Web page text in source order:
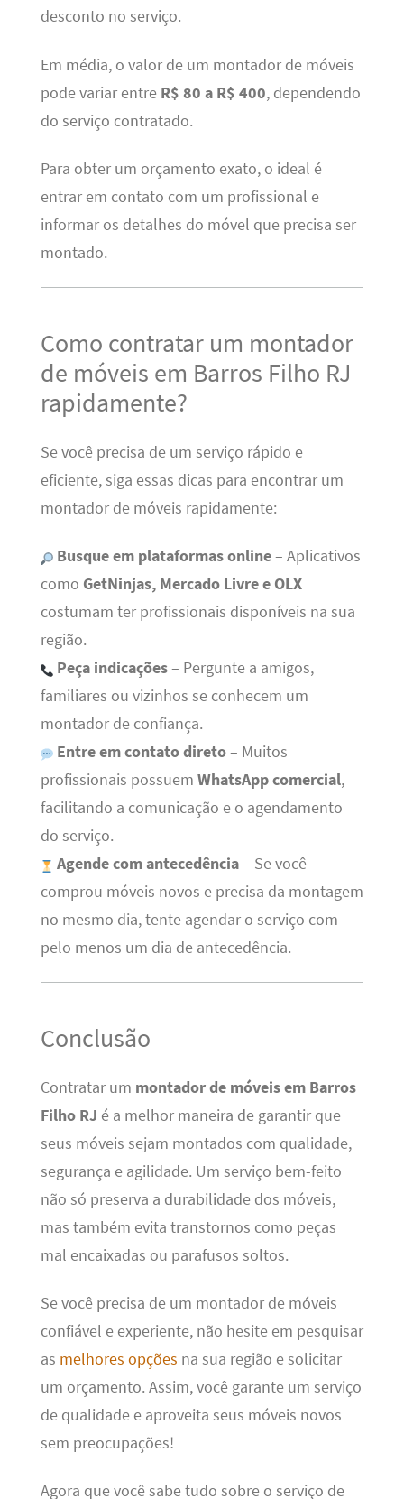
desconto no serviço.
Em média, o valor de um montador de móveis
pode variar entre R$ 80 a R$ 400, dependendo
do serviço contratado.
Para obter um orçamento exato, o ideal é
entrar em contato com um profissional e
informar os detalhes do móvel que precisa ser
montado.
Como contratar um montador
de móveis em Barros Filho RJ
rapidamente?
Se você precisa de um serviço rápido e
eficiente, siga essas dicas para encontrar um
montador de móveis rapidamente:
Busque em plataformas online– Aplicativos
como GetNinjas, Mercado Livre e OLX
costumam ter profissionais disponíveis na sua
região.
Peça indicações– Pergunte a amigos,
familiares ou vizinhos se conhecem um
montador de confiança.
Entre em contato direto– Muitos
profissionais possuem WhatsApp comercial,
facilitando a comunicação e o agendamento
do serviço.
Agende com antecedência– Se você
comprou móveis novos e precisa da montagem
no mesmo dia, tente agendar o serviço com
pelo menos um dia de antecedência.
Conclusão
Contratar um montador de móveis em Barros
Filho RJ é a melhor maneira de garantir que
seus móveis sejam montados com qualidade,
segurança e agilidade. Um serviço bem-feito
não só preserva a durabilidade dos móveis,
mas também evita transtornos como peças
mal encaixadas ou parafusos soltos.
Se você precisa de um montador de móveis
confiável e experiente, não hesite em pesquisar
as melhores opções na sua região e solicitar
um orçamento. Assim, você garante um serviço
de qualidade e aproveita seus móveis novos
sem preocupações!
Agora que você sabe tudo sobre o serviço de